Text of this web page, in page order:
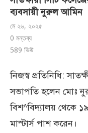
ব্যবসায়ী নুরুল আমিন
মে ২৬, ২০২৫
0 মন্তব্য
589 ভিউ
নিজস্ব প্রতিনিধি:
সভাপতি হলেন মোঃ
বিশ^বিদ্যালয় থেকে
মাস্টার্স পাশ করেন।